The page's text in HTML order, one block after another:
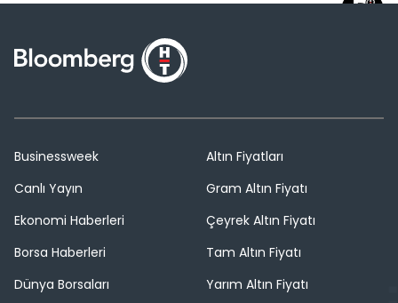
Businessweek
Canlı Yayın
Ekonomi Haberleri
Borsa Haberleri
Dünya Borsaları
Altın Fiyatları
Gram Altın Fiyatı
Çeyrek Altın Fiyatı
Tam Altın Fiyatı
Yarım Altın Fiyatı